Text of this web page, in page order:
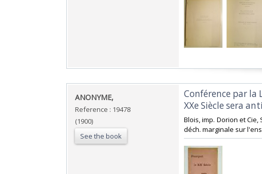
‎ANONYME,‎
Reference : 19478
(1900)
See the book
‎Conférence par la
XXe Siècle sera
‎Blois, imp. Dorion et
déch. marginale sur